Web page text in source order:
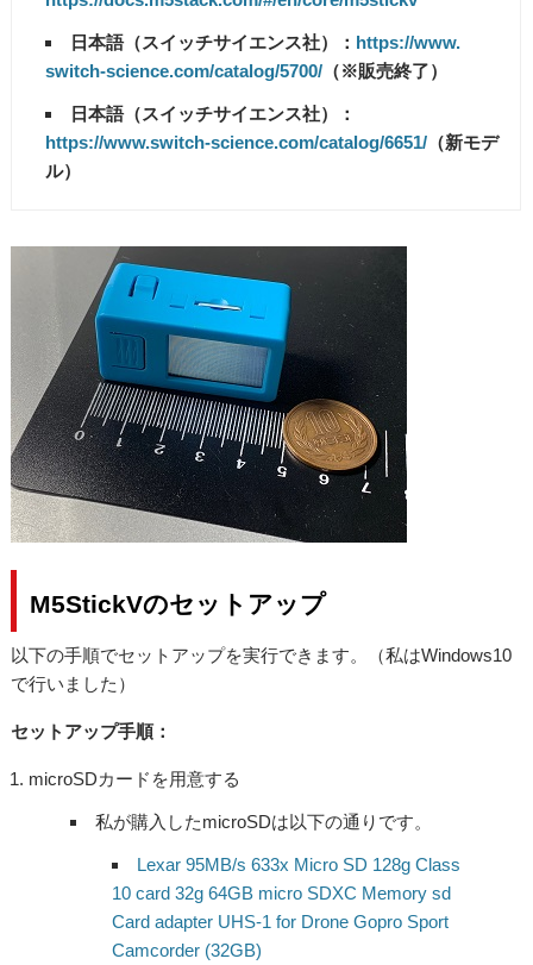
日本語（スイッチサイエンス社）： https://www.
switch-science.com/catalog/5700/ （※販売終了）
日本語（スイッチサイエンス社）：
https://www.switch-science.com/catalog/6651/ （新モデ
ル）
M5StickVのセットアップ
以下の手順でセットアップを実行できます。（私はWindows10
で行い ま した ）
セットアップ手順：
microSDカードを用意する
私が購入したmicroSDは以下の通りです。
Lexar 95MB/s 633x Micro SD 128g Class
10 card 32g 64GB micro SDXC Memory sd
Card adapter UHS-1 for Drone Gopro Sport
Camcorder (32GB)